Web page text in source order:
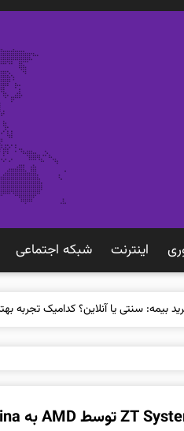
اينترنت شبكه اجتماعی
بیمه: سنتی یا آنلاین؟ کدامیک تجربه